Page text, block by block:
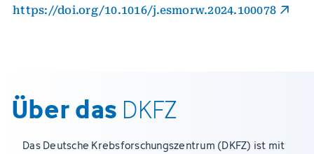
https://doi.org/10.1016/j.esmorw.2024.100078
Über das DKFZ
Das Deutsche Krebsforschungszentrum (DKFZ) ist mit